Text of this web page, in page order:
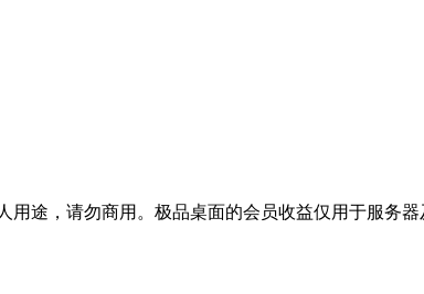
途，请勿商用。极品桌面的会员收益仅用于服务